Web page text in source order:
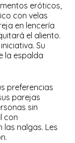
eróticos,
con velas
en lencería
el aliento.
Su
la espalda
preferencias
parejas
sin
con
las nalgas. Les